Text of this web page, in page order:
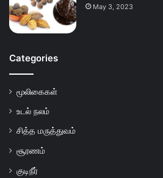
May 3, 2023
Categories
மூலிகைகள்
உடல் நலம்
சித்த மருத்துவம்
சூரணம்
குடிநீர்